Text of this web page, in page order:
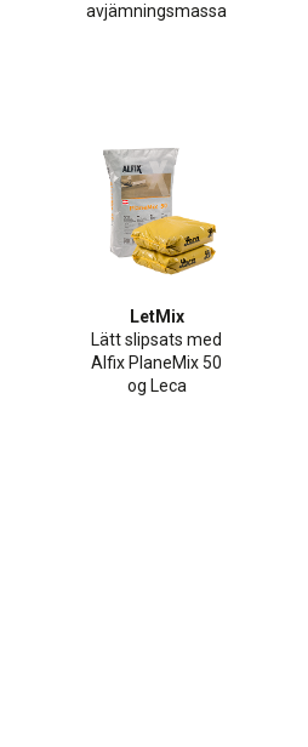
avjämningsmassa
LetMix
Lätt slipsats med
Alfix PlaneMix 50
og Leca